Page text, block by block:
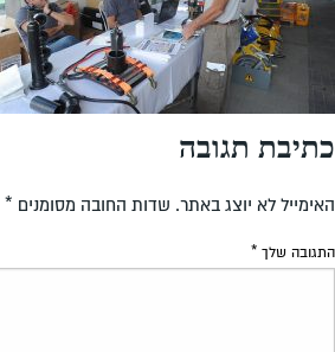
כתיבת תגובה
האימייל לא יוצג באתר. שדות החובה מסומנים *
התגובה שלך *